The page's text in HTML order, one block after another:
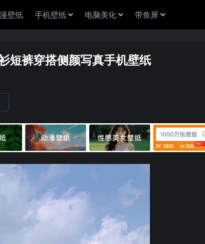
壁纸 手机壁纸 电脑美化 带鱼屏
短裤穿搭侧颜写真手机壁纸